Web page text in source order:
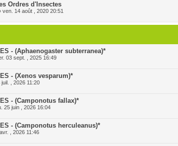
Ordres d'Insectes
ven. 14 août , 2020 20:51
- (Aphaenogaster subterranea)*
03 sept. , 2025 16:49
- (Xenos vesparum)*
, 2026 11:20
- (Camponotus fallax)*
25 juin , 2026 16:04
- (Camponotus herculeanus)*
, 2026 11:46